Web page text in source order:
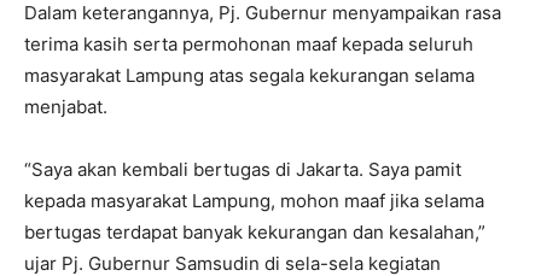
Dalam keterangannya, Pj. Gubernur menyampaikan rasa
terima kasih serta permohonan maaf kepada seluruh
masyarakat Lampung atas segala kekurangan selama
menjabat.
“Saya akan kembali bertugas di Jakarta. Saya pamit
kepada masyarakat Lampung, mohon maaf jika selama
bertugas terdapat banyak kekurangan dan kesalahan,”
ujar Pj. Gubernur Samsudin di sela-sela kegiatan